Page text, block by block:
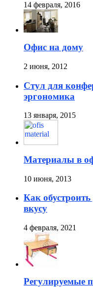
14 февраля, 2016
Офис на дому
2 июня, 2012
Стул для
эргономика
13 января, 2015
Материалы в
10 июня, 2013
Как
вкусу
4 февраля, 2021
Регулируемые